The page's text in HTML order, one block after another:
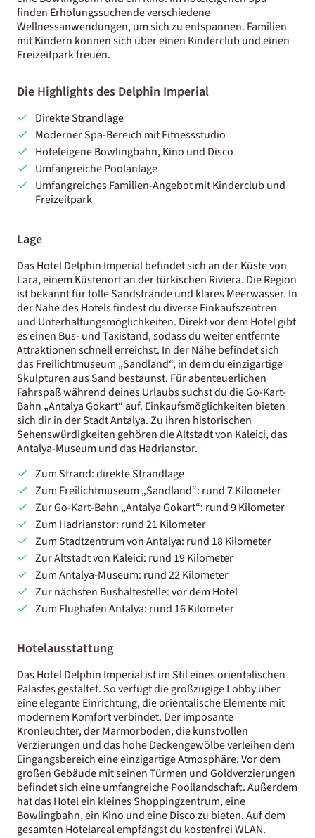
finden Erholungssuchende verschiedene
Wellnessanwendungen, um sich zu entspannen. Familien
mit Kindern können sich über einen Kinderclub und einen
Freizeitpark freuen.
Die Highlights des Delphin Imperial
Direkte Strandlage
Moderner Spa-Bereich mit Fitnessstudio
Hoteleigene Bowlingbahn, Kino und Disco
Umfangreiche Poolanlage
Umfangreiches Familien-Angebot mit Kinderclub und
Freizeitpark
Lage
Das Hotel Delphin Imperial befindet sich an der Küste von
Lara, einem Küstenort an der türkischen Riviera. Die Region
ist bekannt für tolle Sandstrände und klares Meerwasser. In
der Nähe des Hotels findest du diverse Einkaufszentren
und Unterhaltungsmöglichkeiten. Direkt vor dem Hotel gibt
es einen Bus- und Taxistand, sodass du weiter entfernte
Attraktionen schnell erreichst. In der Nähe befindet sich
das Freilichtmuseum „Sandland“, in dem du einzigartige
Skulpturen aus Sand bestaunst. Für abenteuerlichen
Fahrspaß während deines Urlaubs suchst du die Go-Kart-
Bahn „Antalya Gokart“ auf. Einkaufsmöglichkeiten bieten
sich dir in der Stadt Antalya. Zu ihren historischen
Sehenswürdigkeiten gehören die Altstadt von Kaleici, das
Antalya-Museum und das Hadrianstor.
Zum Strand: direkte Strandlage
Zum Freilichtmuseum „Sandland“: rund 7 Kilometer
Zur Go-Kart-Bahn „Antalya Gokart“: rund 9 Kilometer
Zum Hadrianstor: rund 21 Kilometer
Zum Stadtzentrum von Antalya: rund 18 Kilometer
Zur Altstadt von Kaleici: rund 19 Kilometer
Zum Antalya-Museum: rund 22 Kilometer
Zur nächsten Bushaltestelle: vor dem Hotel
Zum Flughafen Antalya: rund 16 Kilometer
Hotelausstattung
Das Hotel Delphin Imperial ist im Stil eines orientalischen
Palastes gestaltet. So verfügt die großzügige Lobby über
eine elegante Einrichtung, die orientalische Elemente mit
modernem Komfort verbindet. Der imposante
Kronleuchter, der Marmorboden, die kunstvollen
Verzierungen und das hohe Deckengewölbe verleihen dem
Eingangsbereich eine einzigartige Atmosphäre. Vor dem
großen Gebäude mit seinen Türmen und Goldverzierungen
befindet sich eine umfangreiche Poollandschaft. Außerdem
hat das Hotel ein kleines Shoppingzentrum, eine
Bowlingbahn, ein Kino und eine Disco zu bieten. Auf dem
gesamten Hotelareal empfängst du kostenfrei WLAN.